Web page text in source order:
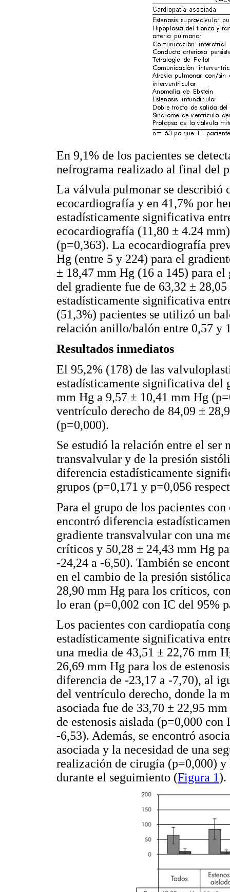
En 9,1% de los pacientes se
nefrograma realizado al final del
La válvula pulmonar se describió
ecocardiografía y en 41,7% por
estadísticamente significativa
ecocardiografía (11,80 ± 4.24
(p=0,363). La ecocardiografía
Hg (entre 5 y 224) para el
± 18,47 mm Hg (16 a 145) para
del gradiente fue de 63,32 ±
estadísticamente significativa
(51,3%) pacientes se utilizó un
relación anillo/balón entre 0,57 y
Resultados inmediatos
El 95,2% (178) de las
estadísticamente significativa del
mm Hg a 9,57 ± 10,41 mm Hg
ventrículo derecho de 84,09 ±
(p=0,000).
Se estudió la relación entre el ser
transvalvular y de la presión
diferencia estadísticamente
grupos (p=0,171 y p=0,056
Para el grupo de los pacientes
encontró diferencia
gradiente transvalvular con una
críticos y 50,28 ± 24,43 mm Hg
-24,24 a -6,50). También se
en el cambio de la presión
28,90 mm Hg para los críticos,
lo eran (p=0,002 con IC del 95%
Los pacientes con cardiopatía
estadísticamente significativa
una media de 43,51 ± 22,76 mm
26,69 mm Hg para los de
diferencia de -23,17 a -7,70), al
del ventrículo derecho, donde la
asociada fue de 33,70 ± 22,95
de estenosis aislada (p=0,000
-6,53). Además, se encontró
asociada y la necesidad de una
realización de cirugía (p=0,000) y
durante el seguimiento (Figura 1).